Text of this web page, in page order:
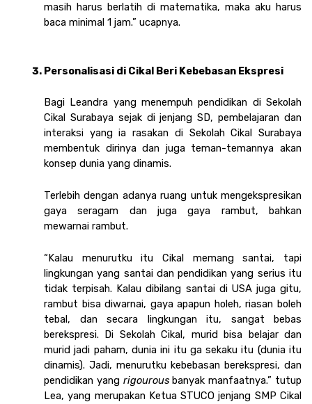
masih harus berlatih di matematika, maka aku harus
baca minimal 1 jam.” ucapnya.
Personalisasi di Cikal Beri Kebebasan Ekspresi
Bagi Leandra yang menempuh pendidikan di Sekolah
Cikal Surabaya sejak di jenjang SD, pembelajaran dan
interaksi yang ia rasakan di Sekolah Cikal Surabaya
membentuk dirinya dan juga teman-temannya akan
konsep dunia yang dinamis.
Terlebih dengan adanya ruang untuk mengekspresikan
gaya seragam dan juga gaya rambut, bahkan
mewarnai rambut.
“Kalau menurutku itu Cikal memang santai, tapi
lingkungan yang santai dan pendidikan yang serius itu
tidak terpisah. Kalau dibilang santai di USA juga gitu,
rambut bisa diwarnai, gaya apapun holeh, riasan boleh
tebal, dan secara lingkungan itu, sangat bebas
berekspresi. Di Sekolah Cikal, murid bisa belajar dan
murid jadi paham, dunia ini itu ga sekaku itu (dunia itu
dinamis). Jadi, menurutku kebebasan berekspresi, dan
pendidikan yang rigourous banyak manfaatnya.” tutup
Lea, yang merupakan Ketua STUCO jenjang SMP Cikal